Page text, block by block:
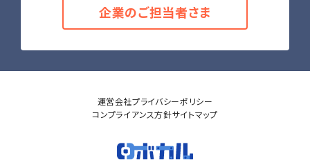
企業のご担当者さま
運営会社プライバシーポリシー
コンプライアンス方針サイトマップ